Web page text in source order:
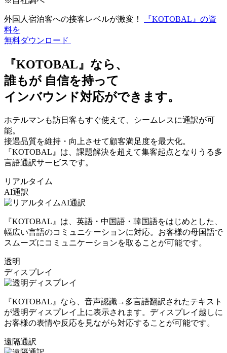
外国人宿泊客への接客レベルが激変！
『KOTOBAL』の資
料を
無料ダウンロード
『KOTOBAL』なら、
誰もが 自信を持って
インバウンド対応ができます。
ホテルマンも訪日客もすぐ使えて、シームレスに通訳が可
能。
接遇品質を維持・向上させて顧客満足度を最大化。
『KOTOBAL』 は、課題解決を超えて集客起点となりうる多
言語通訳サービスです。
リアルタイム
AI通訳
『KOTOBAL』は、英語・中国語・韓国語をはじめとした、
幅広い言語のコミュニケーションに対応。お客様の母国語で
スムーズにコミュニケーションを取ることが可能です。
透明
ディスプレイ
『KOTOBAL』なら、音声認識→多言語翻訳されたテキスト
が透明ディスプレイ上に表示されます。ディスプレイ越しに
お客様の表情や反応を見ながら対応することが可能です。
遠隔通訳